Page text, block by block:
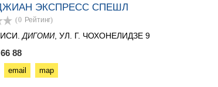
ЭКСПРЕСС СПЕШЛ
(0 Рейтинг)
ДИГОМИ, УЛ. Г. ЧОХОНЕЛИДЗЕ 9
88
email map